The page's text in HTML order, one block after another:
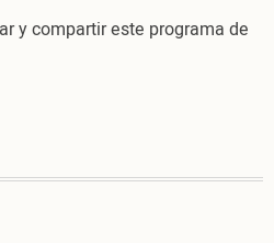
y compartir este programa de